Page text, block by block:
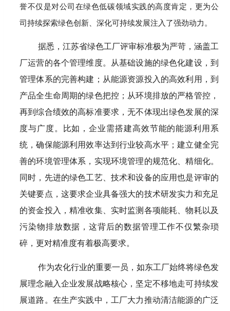
誉不仅是对公司在绿色低碳领域实践的高度肯定，更为公
司持续探索绿色创新、深化可持续发展注入了强劲动力。
据悉，江苏省绿色工厂评审标准极为严苛，涵盖工
厂运营的各个管理维度。从基础设施的绿色化建设，到
管理体系的完善构建；从能源资源投入的高效利用，到
产品全生命周期的绿色把控；从环境排放的严格管控，
再到综合绩效的高标准要求，无不体现出绿色发展的深
度与广度。比如，企业需搭建高效节能的能源利用系
统，确保能源利用效率达到行业较高水平；建立健全完
善的环境管理体系，实现环境管理的规范化、精细化。
同时，先进的绿色工艺、技术和设备的应用也是评审的
关键要点，这要求企业具备强大的技术研发实力和充足
的资金投入，精准收集、实时监测各项能耗、物耗以及
污染物排放数据，这背后的数据管理工作不仅繁杂琐
碎，更对精准度有着极高要求。
作为农化行业的重要一员，如东工厂始终将绿色发
展理念融入企业发展战略核心，坚定不移地走可持续发
展道路。在生产实践中，工厂大力推动清洁能源的广泛